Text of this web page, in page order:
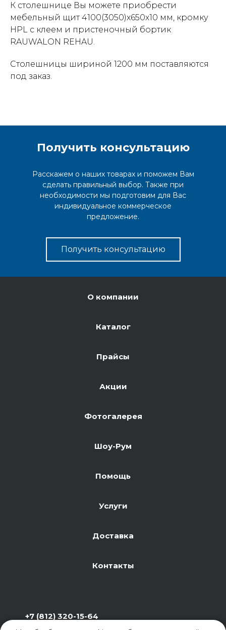
К столешнице Вы можете приобрести
мебельный щит 4100(3050)х650х10 мм, кромку
HPL c клеем и пристеночный бортик
RAUWALON REHAU.
Столешницы шириной 1200 мм поставляются
под заказ.
Получить консультацию
Расскажем о наших товарах и поможем Вам
сделать правильный выбор. Также при
необходимости мы подготовим для Вас
индивидуальное коммерческое
предложение.
Получить консультацию
О компании
Каталог
Прайсы
Акции
Фотогалерея
Шоу-Рум
Помощь
Услуги
Доставка
Контакты
+7 (812) 320-15-64